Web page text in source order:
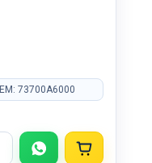
73700A6000